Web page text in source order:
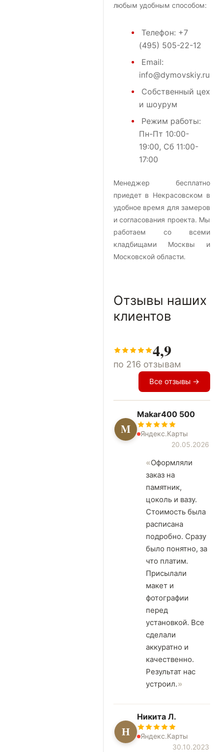
любым удобным способом:
Телефон: +7
(495) 505-22-12
Email:
info@dymovskiy.ru
Собственный цех
и шоурум
Режим работы:
Пн-Пт 10:00-
19:00, Сб 11:00-
17:00
Менеджер бесплатно
приедет в Некрасовском в
удобное время для замеров
и согласования проекта. Мы
работаем со всеми
кладбищами Москвы и
Московской области.
Отзывы наших
клиентов
4,9
по 216 отзывам
Все отзывы →
M
Makar400 500
Яндекс.Карты
20.05.2026
Оформляли
заказ на
памятник,
цоколь и вазу.
Стоимость была
расписана
подробно. Сразу
было понятно, за
что платим.
Присылали
макет и
фотографии
перед
установкой. Все
сделали
аккуратно и
качественно.
Результат нас
устроил.
Н
Никита Л.
Яндекс.Карты
30.10.2023